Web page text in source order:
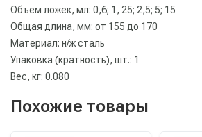
Объем ложек, мл: 0,6; 1, 25; 2,5; 5; 15
Общая длина, мм: от 155 до 170
Материал: н/ж сталь
Упаковка (кратность), шт.: 1
Вес, кг: 0.080
Похожие товары